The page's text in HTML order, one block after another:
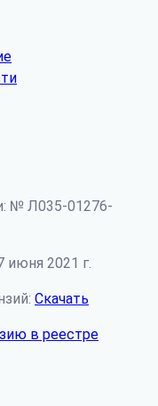
№ Л035-01276-
июня 2021 г.
Скачать
в реестре